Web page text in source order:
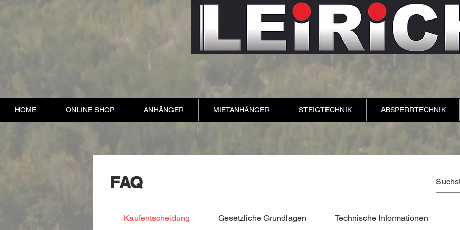
FAQ
Kaufentscheidung Gesetzliche Grundlagen Technische Informationen
HOME ONLINE SHOP ANHÄNGER MIETANHÄNGER STEIGTECHNIK ABSPERRTECHNIK